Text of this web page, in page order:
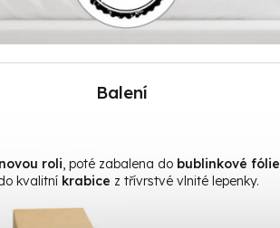
Balení
roli, poté zabalena do bublinkové fólie
kvalitní krabice z třívrstvé vlnité lepenky.